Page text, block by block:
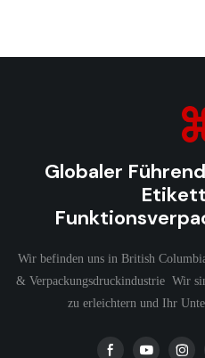
Globaler
Wir befinden uns in British
& Verpackungsdruckindustrie Wir
zu erleichtern und Ihr